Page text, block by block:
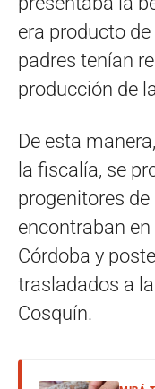
era producto
padres tenían
producción de
De esta
la fiscalía, se
progenitores
encontraban
Córdoba y
trasladados a
Cosquín.